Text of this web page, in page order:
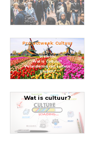
Projectweek: Cultuur
Welkom!
Wat is cultuur?
Verandering van cultuur
Vragen?
Wat is cultuur?